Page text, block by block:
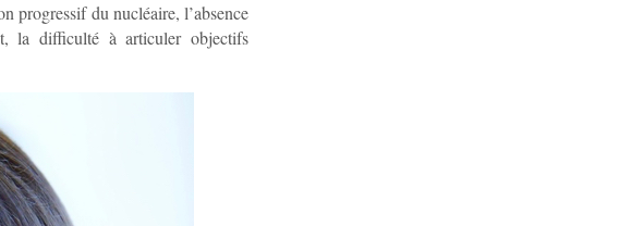
progressif du nucléaire, l’absence
la difficulté à articuler objectifs